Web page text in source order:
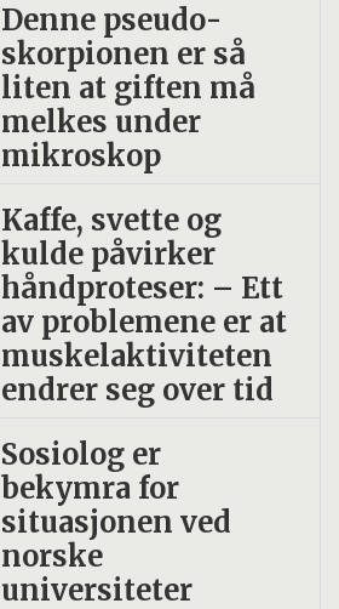
Denne pseudo­
skorpionen er så
liten at giften må
melkes under
mikroskop
Kaffe, svette og
kulde påvirker
håndproteser: – Ett
av problemene er at
muskelaktiviteten
endrer seg over tid
Sosiolog er
bekymra for
situasjonen ved
norske
universiteter